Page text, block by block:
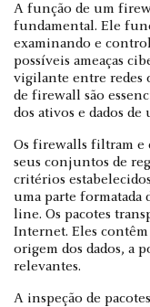
A função de um
fundamental. Ele
examinando e
possíveis ameaças
vigilante entre redes
de firewall são
dos ativos e dados de
Os firewalls filtram e
seus conjuntos de
critérios
uma parte formatada
line. Os pacotes
Internet. Eles contêm
origem dos dados, a
relevantes.
A inspeção de